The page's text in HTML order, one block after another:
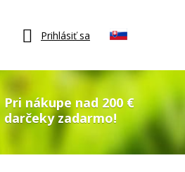
Prihlásiť sa
Pri nákupe nad 200 €
darčeky zadarmo!